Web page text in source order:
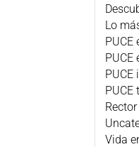
Lo
PUCE
PUCE
PUCE
PUCE
Vida